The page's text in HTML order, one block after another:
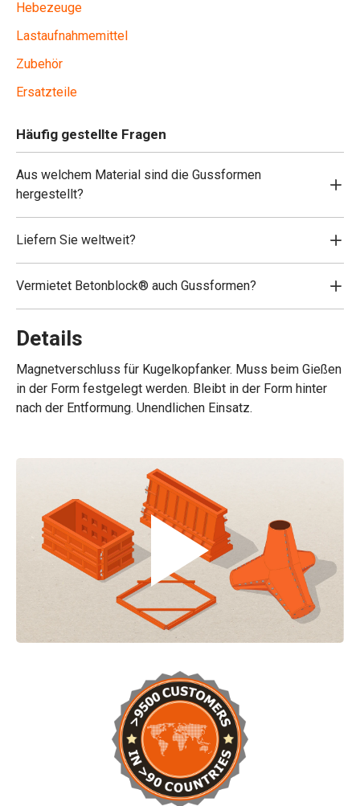
Hebezeuge
Lastaufnahmemittel
Zubehör
Ersatzteile
Häufig gestellte Fragen
Aus welchem Material sind die Gussformen
hergestellt?
Liefern Sie weltweit?
Vermietet Betonblock® auch Gussformen?
Details
Magnetverschluss für Kugelkopfanker. Muss beim Gießen
in der Form festgelegt werden. Bleibt in der Form hinter
nach der Entformung. Unendlichen Einsatz.